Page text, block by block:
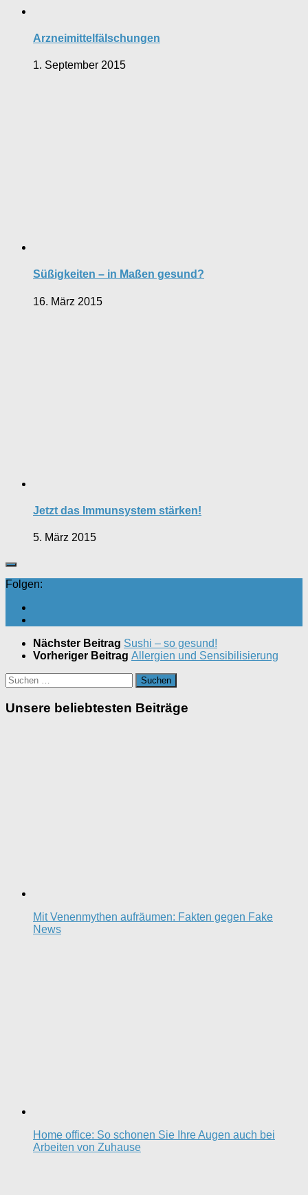
Arzneimittelfälschungen
1. September 2015
Süßigkeiten – in Maßen gesund?
16. März 2015
Jetzt das Immunsystem stärken!
5. März 2015
Folgen:
Nächster Beitrag Sushi – so gesund!
Vorheriger Beitrag Allergien und Sensibilisierung
Suchen
nach:
Unsere beliebtesten Beiträge
Mit Venenmythen aufräumen: Fakten gegen Fake
News
Home office: So schonen Sie Ihre Augen auch bei
Arbeiten von Zuhause